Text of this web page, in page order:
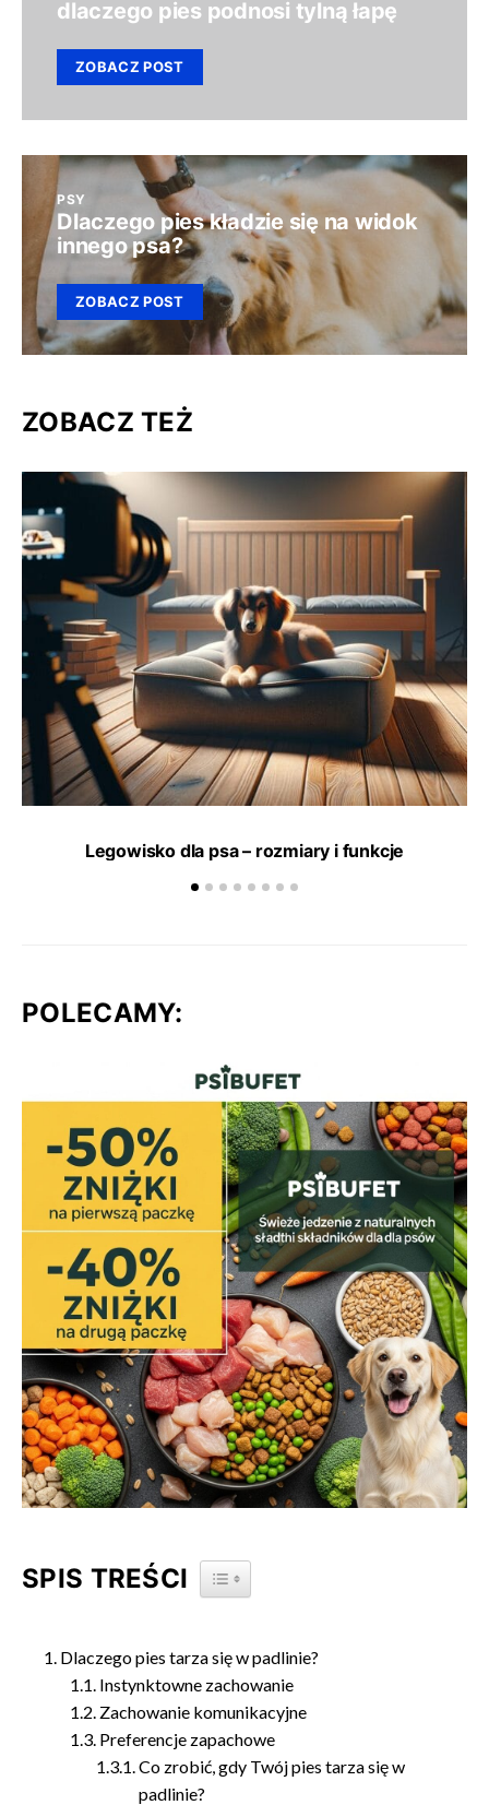
dlaczego pies podnosi tylną łapę
ZOBACZ POST
PSY
Dlaczego pies kładzie się na widok
innego psa?
ZOBACZ POST
ZOBACZ TEŻ
Legowisko dla psa – rozmiary i funkcje
POLECAMY:
SPIS TREŚCI TOGGLE TABLE OF CONTENT
Dlaczego pies tarza się w padlinie?
Instynktowne zachowanie
Zachowanie komunikacyjne
Preferencje zapachowe
Co zrobić, gdy Twój pies tarza się w
padlinie?